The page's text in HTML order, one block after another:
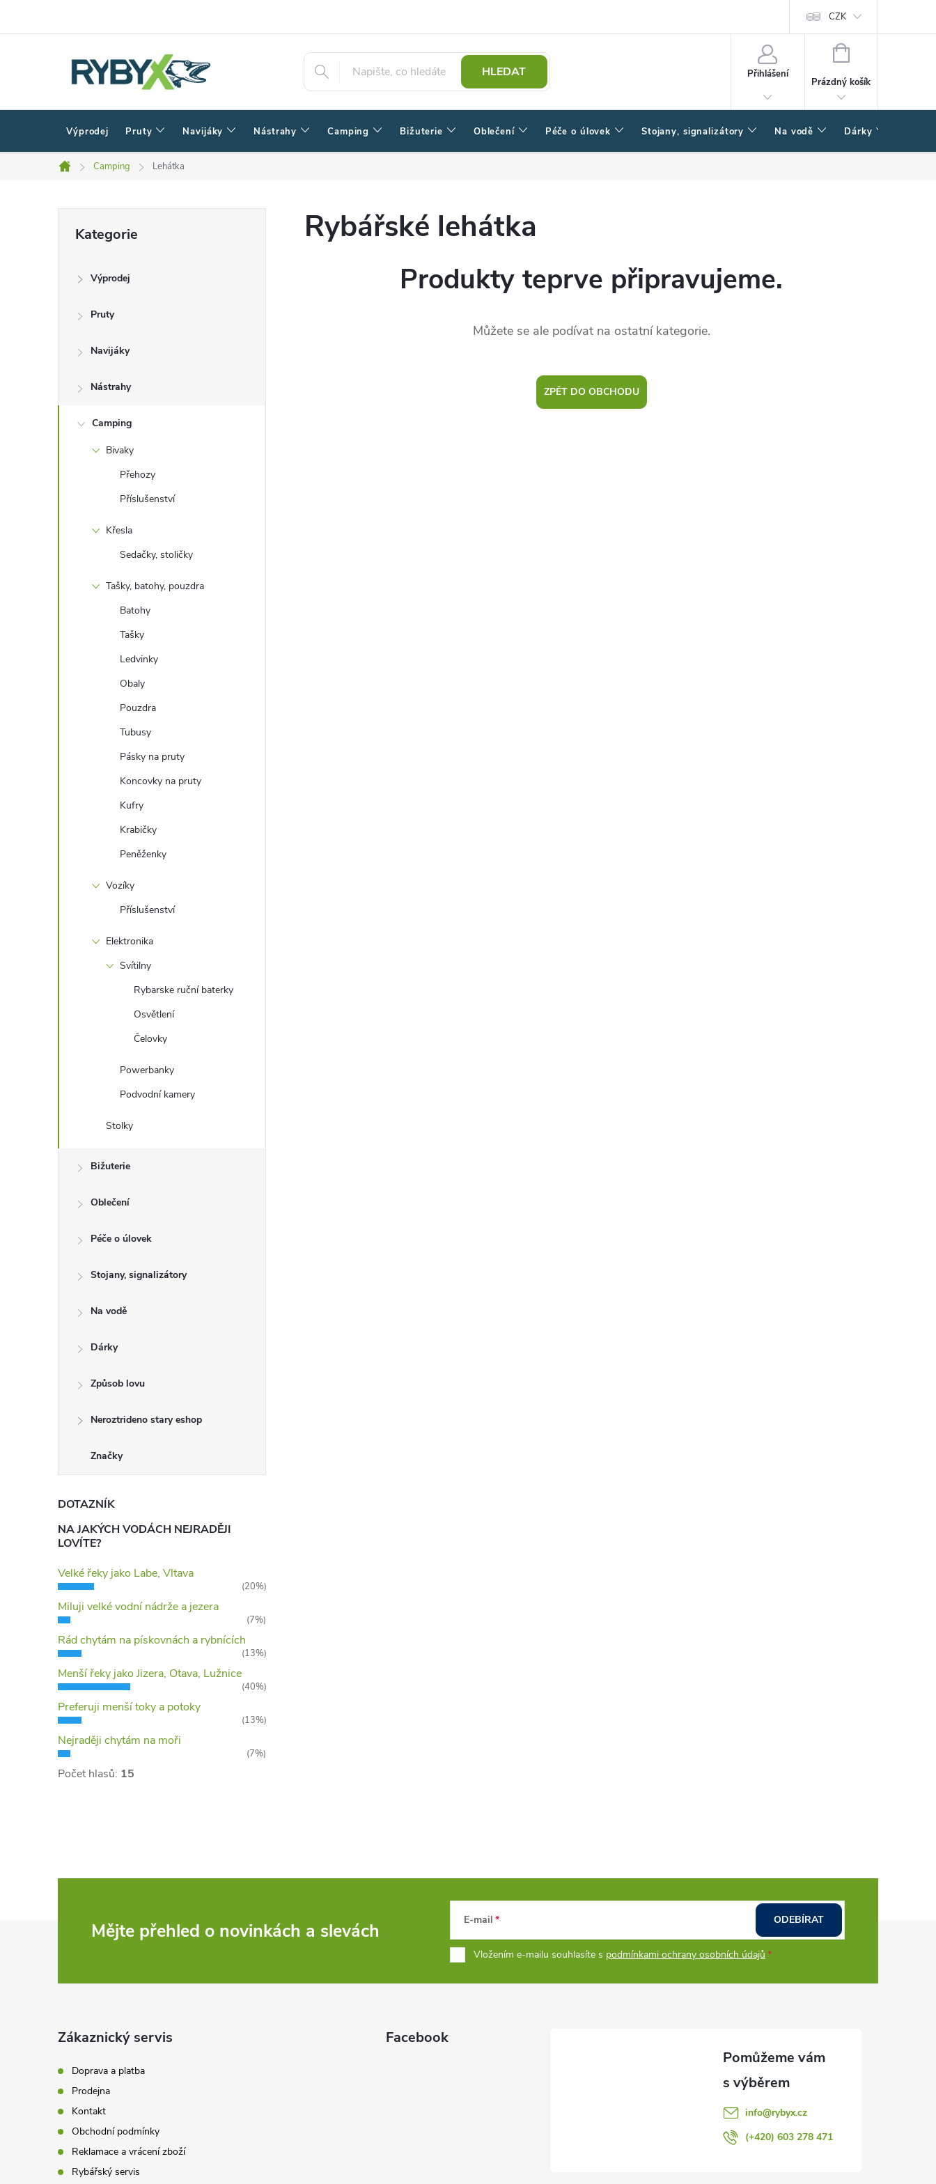
CZK
HLEDAT Přihlášení
NÁKUPNÍ
Prázdný košík
Výprodej Pruty Navijáky Nástrahy Camping Bižuterie Oblečení Péče o úlovek Stojany, signalizátory Na vodě Dárky
Domů
Camping Lehátka
a
kategorie
Kategorie
Výprodej
Pruty
Navijáky
Nástrahy
Camping
Bivaky
Přehozy
Příslušenství
Křesla
Sedačky, stoličky
Tašky, batohy, pouzdra
Batohy
Tašky
Ledvinky
Obaly
Pouzdra
Tubusy
Pásky na pruty
Koncovky na pruty
Kufry
Krabičky
Peněženky
Vozíky
Příslušenství
Elektronika
Svítilny
Rybarske ruční baterky
Osvětlení
Čelovky
Powerbanky
Podvodní kamery
Stolky
Bižuterie
Oblečení
Péče o úlovek
Stojany, signalizátory
Na vodě
Dárky
Způsob lovu
Neroztrideno stary eshop
Značky
DOTAZNÍK
NA JAKÝCH VODÁCH NEJRADĚJI
LOVÍTE?
Velké řeky jako Labe, Vltava
(20%)
Miluji velké vodní nádrže a jezera
(7%)
Rád chytám na pískovnách a rybnících
(13%)
Menší řeky jako Jizera, Otava, Lužnice
(40%)
Preferuji menší toky a potoky
(13%)
Nejraději chytám na moři
(7%)
Počet hlasů: 15
Rybářské lehátka
Produkty teprve připravujeme.
Můžete se ale podívat na ostatní kategorie.
ZPĚT DO OBCHODU
Mějte přehled o novinkách a slevách E-mail
Vložením e-mailu souhlasíte s podmínkami ochrany osobních údajů
ODEBÍRAT
Zákaznický servis
Doprava a platba
Prodejna
Kontakt
Obchodní podmínky
Reklamace a vrácení zboží
Rybářský servis
Facebook
info@rybyx.cz
(+420) 603 278 471